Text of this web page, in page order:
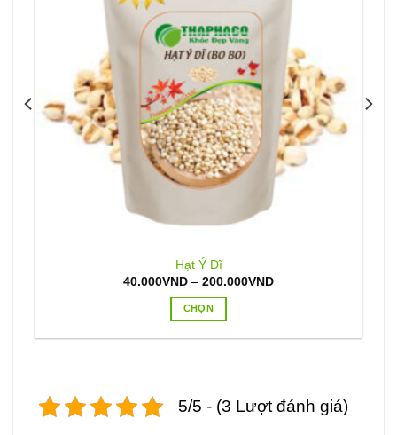
Hạt Ý Dĩ
40.000VND – 200.000VNDKhoảng
200.000VND
CHỌN
nhiều
5/5 - (3 Lượt đánh giá)